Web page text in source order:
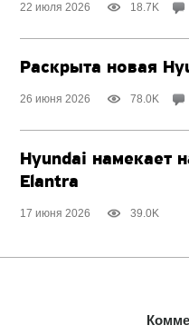
22 июля 2026 18.7K
Раскрыта новая
26 июня 2026 78.0K
Hyundai намекает
Elantra
17 июня 2026 39.0K